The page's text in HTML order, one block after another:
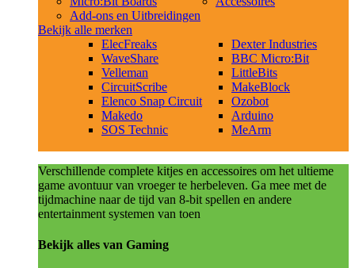
Add-ons en Uitbreidingen
Bekijk alle merken
ElecFreaks
WaveShare
Velleman
CircuitScribe
Elenco Snap Circuit
Makedo
SOS Technic
Dexter Industries
BBC Micro:Bit
LittleBits
MakeBlock
Ozobot
Arduino
MeArm
Verschillende complete kitjes en accessoires om het ultieme
game avontuur van vroeger te herbeleven. Ga mee met de
tijdmachine naar de tijd van 8-bit spellen en andere
entertainment systemen van toen
Bekijk alles van Gaming